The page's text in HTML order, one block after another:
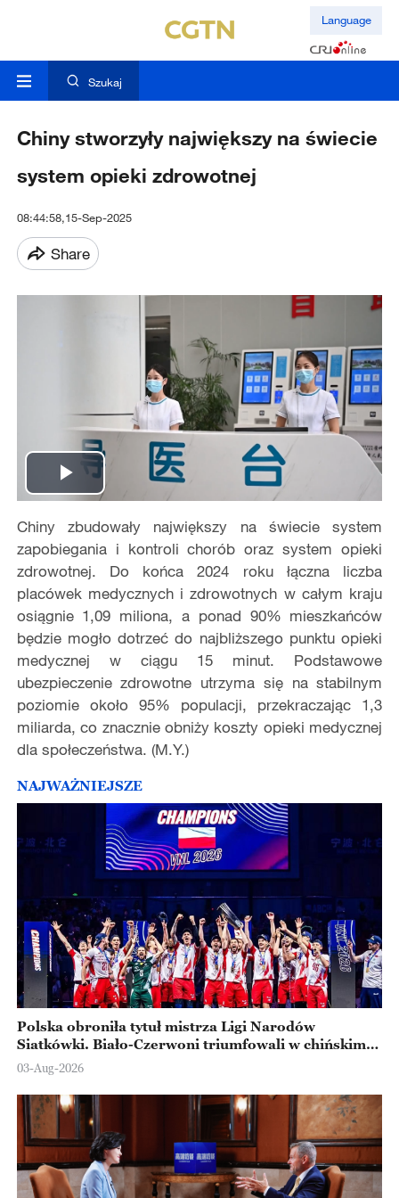
Language
Szukaj
Chiny stworzyły największy na świecie
system opieki zdrowotnej
08:44:58,15-Sep-2025
Share
Play
Video
Chiny zbudowały największy na świecie system
zapobiegania i kontroli chorób oraz system opieki
zdrowotnej. Do końca 2024 roku łączna liczba
placówek medycznych i zdrowotnych w całym kraju
osiągnie 1,09 miliona, a ponad 90% mieszkańców
będzie mogło dotrzeć do najbliższego punktu opieki
medycznej w ciągu 15 minut. Podstawowe
ubezpieczenie zdrowotne utrzyma się na stabilnym
poziomie około 95% populacji, przekraczając 1,3
miliarda, co znacznie obniży koszty opieki medycznej
dla społeczeństwa. (M.Y.)
NAJWAŻNIEJSZE
Polska obroniła tytuł mistrza Ligi Narodów
Siatkówki. Biało-Czerwoni triumfowali w chińskim
Ningbo
03-Aug-2026